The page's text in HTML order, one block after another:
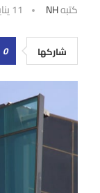
كتبهNH 11 يناير، 2024
شاركها 0